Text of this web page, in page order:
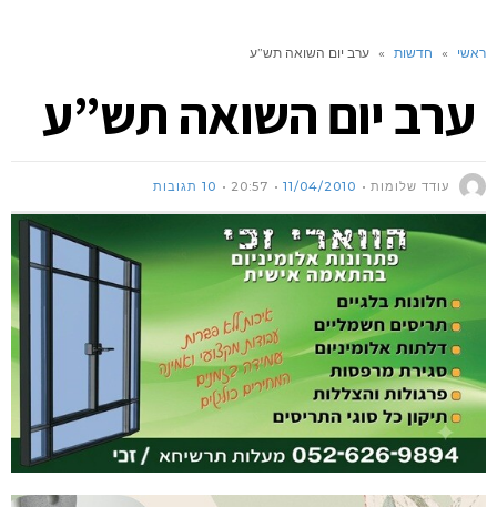
ראשי » חדשות » ערב יום השואה תש”ע
ערב יום השואה תש”ע
עודד שלומות 11/04/2010
20:57 10 תגובות